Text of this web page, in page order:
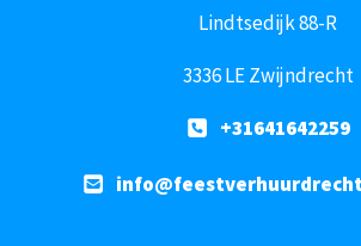
Lindtsedijk 88-R
3336 LE Zwijndrecht
+31641642259